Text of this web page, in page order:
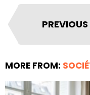
PREVIOUS
MORE FROM: